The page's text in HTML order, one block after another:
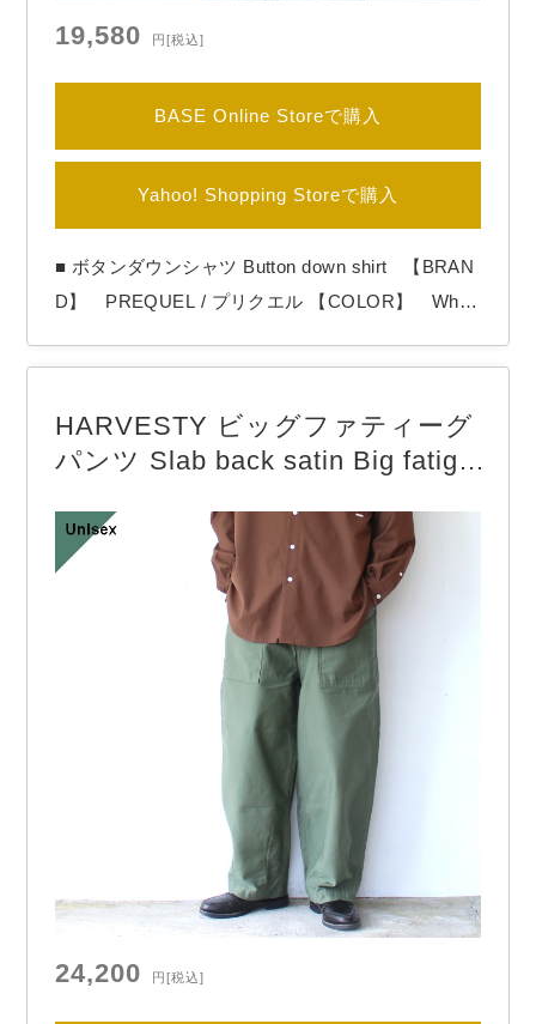
19,580 円[税込]
BASE Online Storeで購入
Yahoo! Shopping Storeで購入
■ ボタンダウンシャツ Button down shirt 【BRAN
D】 PREQUEL / プリクエル 【COLOR】 White
クな白ボタンダウンシャツ。 緯糸に短繊維のムラ
った無地のボタンダウンシャツ。 縫製…
HARVESTY ビッグファティーグ
パンツ Slab back satin Big fatigu
24,200 円[税込]